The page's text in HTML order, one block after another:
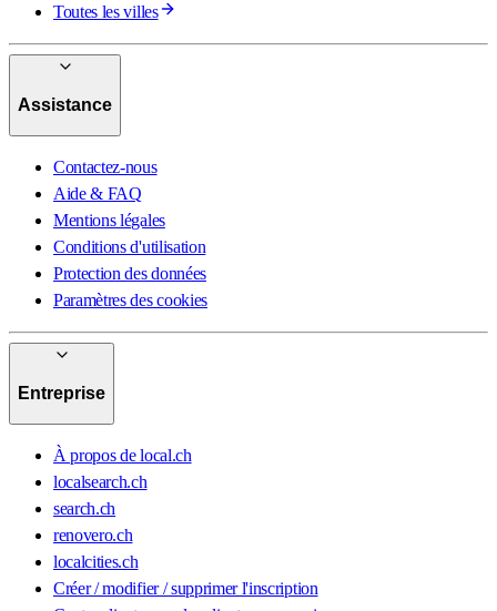
Toutes les villes
Assistance
Contactez-nous
Aide & FAQ
Mentions légales
Conditions d'utilisation
Protection des données
Paramètres des cookies
Entreprise
À propos de local.ch
localsearch.ch
search.ch
renovero.ch
localcities.ch
Créer / modifier / supprimer l'inscription